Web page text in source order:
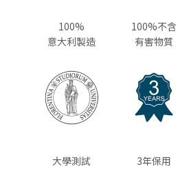
100%
意大利製造
100%不含
有害物質
大學測試 3年保用